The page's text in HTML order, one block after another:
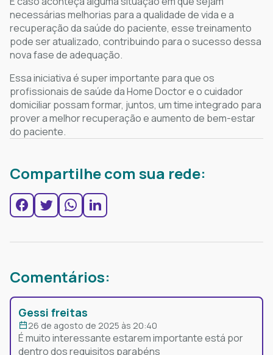
necessárias melhorias para a qualidade de vida e a
recuperação da saúde do paciente, esse treinamento
pode ser atualizado, contribuindo para o sucesso dessa
nova fase de adequação.
Essa iniciativa é super importante para que os
profissionais de saúde da Home Doctor e o cuidador
domiciliar possam formar, juntos, um time integrado para
prover a melhor recuperação e aumento de bem-estar
do paciente.
Compartilhe com sua rede:
Comentários:
Gessi freitas
26 de agosto de 2025 às 20:40
É muito interessante estarem importante está por
dentro dos requisitos parabéns